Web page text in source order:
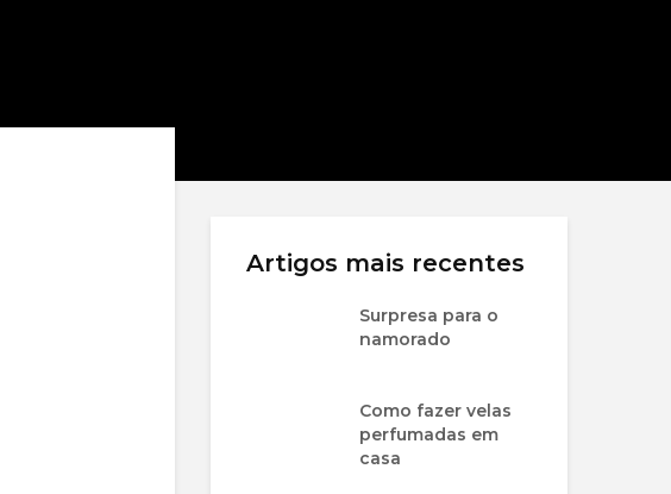
Artigos mais recentes
Surpresa para o
namorado
Como fazer velas
perfumadas em
casa